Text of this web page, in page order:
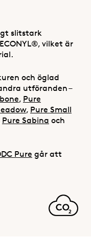
slitstark
vilket är
och öglad
utföranden –
, Pure
, Pure Small
Pure Sabina och
Pure går att